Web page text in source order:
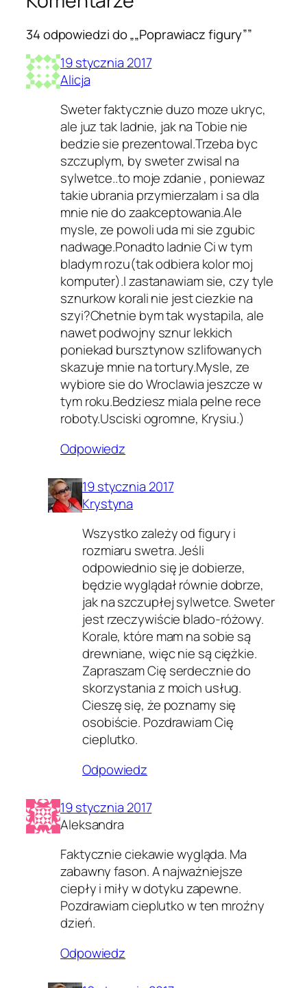
34 odpowiedzi do „„Poprawiacz figury””
19 stycznia 2017
Alicja
Sweter faktycznie duzo moze ukryc,
ale juz tak ladnie, jak na Tobie nie
bedzie sie prezentowal.Trzeba byc
szczuplym, by sweter zwisal na
sylwetce..to moje zdanie , poniewaz
takie ubrania przymierzalam i sa dla
mnie nie do zaakceptowania.Ale
mysle, ze powoli uda mi sie zgubic
nadwage.Ponadto ladnie Ci w tym
bladym rozu(tak odbiera kolor moj
komputer).I zastanawiam sie, czy tyle
sznurkow korali nie jest ciezkie na
szyi?Chetnie bym tak wystapila, ale
nawet podwojny sznur lekkich
poniekad bursztynow szlifowanych
skazuje mnie na tortury.Mysle, ze
wybiore sie do Wroclawia jeszcze w
tym roku.Bedziesz miala pelne rece
roboty.Usciski ogromne, Krysiu.)
Odpowiedz
19 stycznia 2017
Krystyna
Wszystko zależy od figury i
rozmiaru swetra. Jeśli
odpowiednio się je dobierze,
będzie wyglądał równie dobrze,
jak na szczupłej sylwetce. Sweter
jest rzeczywiście blado-różowy.
Korale, które mam na sobie są
drewniane, więc nie są ciężkie.
Zapraszam Cię serdecznie do
skorzystania z moich usług.
Cieszę się, że poznamy się
osobiście. Pozdrawiam Cię
cieplutko.
Odpowiedz
19 stycznia 2017
Aleksandra
Faktycznie ciekawie wygląda. Ma
zabawny fason. A najważniejsze
ciepły i miły w dotyku zapewne.
Pozdrawiam cieplutko w ten mroźny
dzień.
Odpowiedz